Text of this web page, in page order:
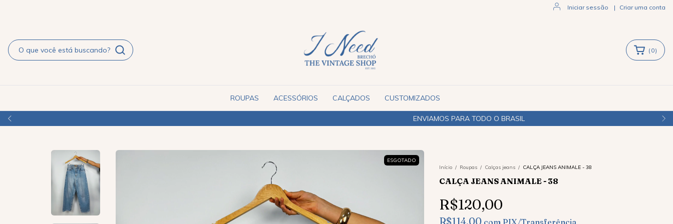
Iniciar sessão | Criar uma conta
( 0)
ROUPAS ACESSÓRIOS CALÇADOS CUSTOMIZADOS
ESGOTADO
Início / Roupas / Calças jeans / CALÇA JEANS ANIMALE - 38
CALÇA JEANS ANIMALE - 38
R$120,00
R$114,00 com PIX/Transferência